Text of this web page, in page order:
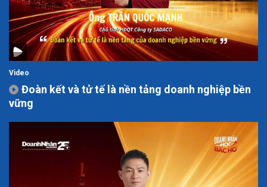
Video
Đoàn kết và tử tế là nền tảng doanh nghiệp bền
vững